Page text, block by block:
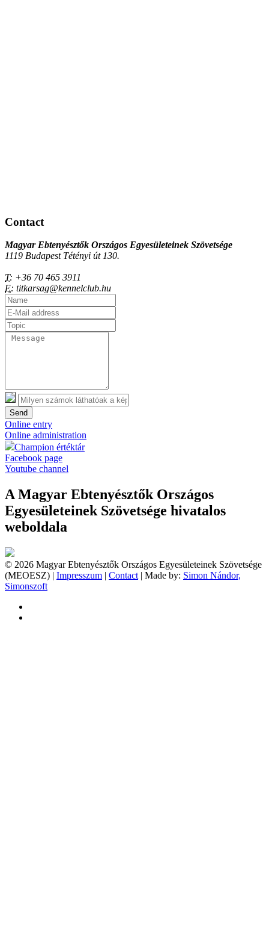
Contact
Magyar Ebtenyésztők Országos Egyesületeinek Szövetsége
1119 Budapest Tétényi út 130.
T: +36 70 465 3911
E: titkarsag@kennelclub.hu
Send
Online entry
Online administration
Champion értéktár
Facebook page
Youtube channel
A Magyar Ebtenyésztők Országos
Egyesületeinek Szövetsége hivatalos
weboldala
© 2026 Magyar Ebtenyésztők Országos Egyesületeinek Szövetsége
(MEOESZ) | Impresszum | Contact | Made by: Simon Nándor,
Simonszoft